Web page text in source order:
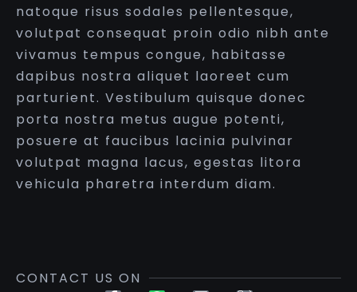
natoque risus sodales pellentesque,
volutpat consequat proin odio nibh ante
vivamus tempus congue, habitasse
dapibus nostra aliquet laoreet cum
parturient. Vestibulum quisque donec
porta nostra metus augue potenti,
posuere at faucibus lacinia pulvinar
volutpat magna lacus, egestas litora
vehicula pharetra interdum diam.
CONTACT US ON